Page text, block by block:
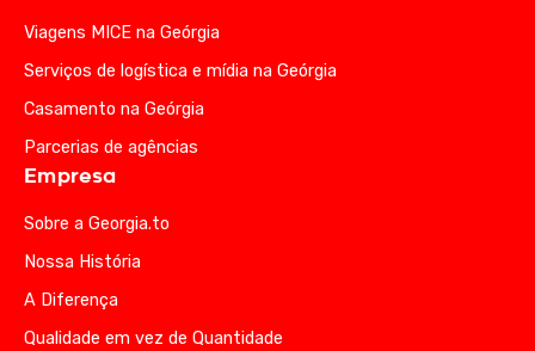
Viagens MICE na Geórgia
Serviços de logística e mídia na Geórgia
Casamento na Geórgia
Parcerias de agências
Empresa
Sobre a Georgia.to
Nossa História
A Diferença
Qualidade em vez de Quantidade